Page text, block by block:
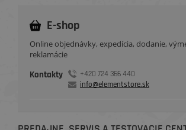
E-shop
Online objednávky, expedícia, dodanie,
reklamácie
Kontakty
+420 724 366 440
info@elementstore.sk